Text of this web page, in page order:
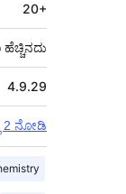
20+
4.9.29
2 ನೋಡಿ